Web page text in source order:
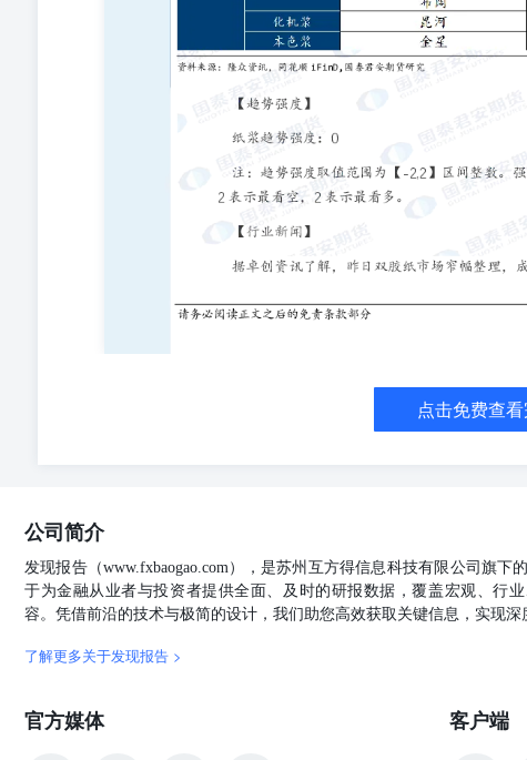
失承担任何责任。 除非另有说明，本报告中使用的所有商标
标、服务标记及标记，未经国君期货或商标所有权人的书面
阅读正文之后的免责条款部分
点击免费查
公司简介
发现报告（www.fxbaogao.com），是苏州互方得信息科技有限公司旗下
于为金融从业者与投资者提供全面、及时的研报数据，覆盖宏观、行
容。凭借前沿的技术与极简的设计，我们助您高效获取关键信息，实现深
了解更多关于发现报告 >
官方媒体 客户端